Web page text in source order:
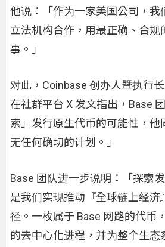
他说：「作为一家美国公司，我
立法机构合作，用最正确、合规
事。」
对此，Coinbase 创办人暨执行
在社群平台 X 发文指出，Base
索」发行原生代币的可能性，他
无任何确切的计划。」
Base 团队进一步说明：「探索
是我们实现推动『全球链上经济
径。一枚属于 Base 网路的代币
的去中心化进程，并为整个生态